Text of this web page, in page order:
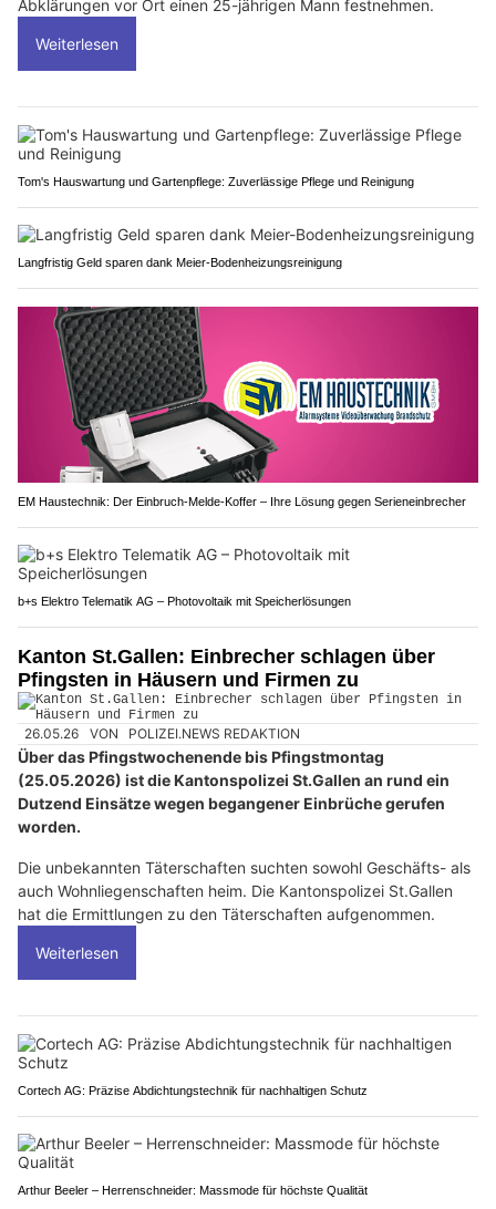
Abklärungen vor Ort einen 25-jährigen Mann festnehmen.
Weiterlesen
Tom's Hauswartung und Gartenpflege: Zuverlässige Pflege und Reinigung
Langfristig Geld sparen dank Meier-Bodenheizungsreinigung
EM Haustechnik: Der Einbruch-Melde-Koffer – Ihre Lösung gegen Serieneinbrecher
b+s Elektro Telematik AG – Photovoltaik mit Speicherlösungen
Kanton St.Gallen: Einbrecher schlagen über
Pfingsten in Häusern und Firmen zu
26.05.26 VON POLIZEI.NEWS REDAKTION
Über das Pfingstwochenende bis Pfingstmontag
(25.05.2026) ist die Kantonspolizei St.Gallen an rund ein
Dutzend Einsätze wegen begangener Einbrüche gerufen
worden.
Die unbekannten Täterschaften suchten sowohl Geschäfts- als
auch Wohnliegenschaften heim. Die Kantonspolizei St.Gallen
hat die Ermittlungen zu den Täterschaften aufgenommen.
Weiterlesen
Cortech AG: Präzise Abdichtungstechnik für nachhaltigen Schutz
Arthur Beeler – Herrenschneider: Massmode für höchste Qualität